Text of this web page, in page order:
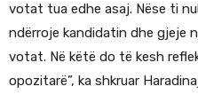
votat tua edhe asaj. Nëse ti
ndërroje kandidatin dhe gjeje
votat. Në këtë do të kesh
opozitarë”, ka shkruar